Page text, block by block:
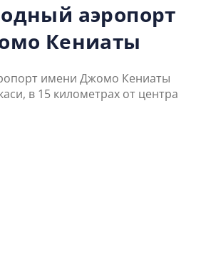
аэропорт
Кениаты
имени Джомо Кениаты
в 15 километрах от центра